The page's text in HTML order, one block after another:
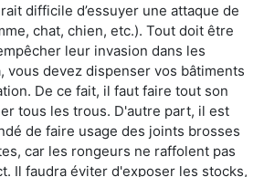
difficile d’essuyer une attaque de
chat, chien, etc.). Tout doit être
leur invasion dans les
vous devez dispenser vos bâtiments
De ce fait, il faut faire tout son
tous les trous. D'autre part, il est
de faire usage des joints brosses
car les rongeurs ne raffolent pas
Il faudra éviter d'exposer les stocks,